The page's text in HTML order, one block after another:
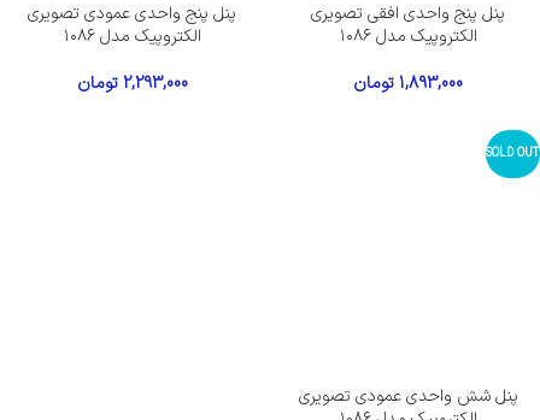
پنل پنج واحدی افقی تصویری
الکتروپیک مدل ۱۰۸۶
1,893,000تومان
پنل پنج واحدی عمودی تصویری
الکتروپیک مدل ۱۰۸۶
2,293,000 تومان
SOLD OUT
پنل شش واحدی عمودی تصویری